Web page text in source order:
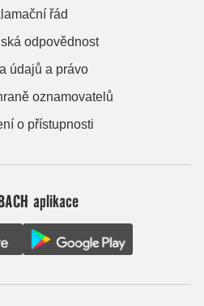
řád
odpovědnost
údajů a právo
oznamovatelů
o přístupnosti
aplikace